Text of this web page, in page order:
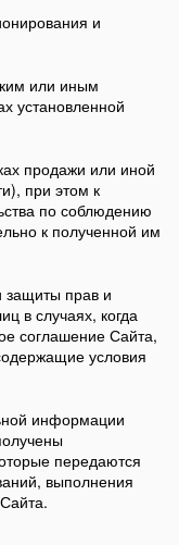
и
или иным
установленной
продажи или иной
при этом к
по соблюдению
к полученной им
защиты прав и
в случаях, когда
соглашение Сайта,
условия
информации
передаются
выполнения